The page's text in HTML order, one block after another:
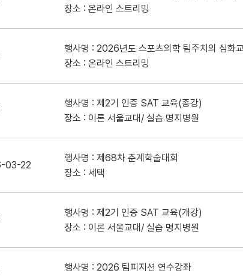
장소 : 온라인 스트리밍
행사명 : 2026년도 스포츠의학 팀주치의 심화
장소 : 온라인 스트리밍
행사명 : 제2기 인증 SAT 교육(종강)
장소 : 이론 서울교대/ 실습 명지병원
03-22
행사명 : 제68차 춘계학술대회
장소 : 세택
행사명 : 제2기 인증 SAT 교육(개강)
장소 : 이론 서울교대/ 실습 명지병원
행사명 : 2026 팀피지션 연수강좌